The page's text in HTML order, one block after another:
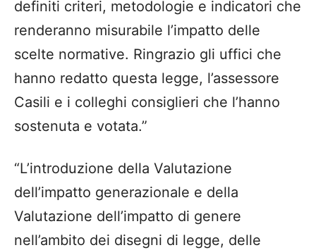
definiti criteri, metodologie e indicatori che
renderanno misurabile l’impatto delle
scelte normative. Ringrazio gli uffici che
hanno redatto questa legge, l’assessore
Casili e i colleghi consiglieri che l’hanno
sostenuta e votata.”
“L’introduzione della Valutazione
dell’impatto generazionale e della
Valutazione dell’impatto di genere
nell’ambito dei disegni di legge, delle